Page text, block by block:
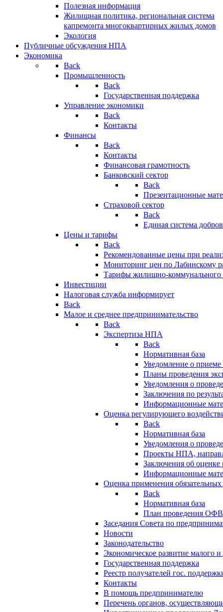
Полезная информация
Жилищная политика, региональная система
капремонта многоквартирных жилых домов
Экология
Публичные обсуждения НПА
Экономика
Back
Промышленность
Back
Государственная поддержка
Управление экономики
Back
Контакты
Финансы
Back
Контакты
Финансовая грамотность
Банковский сектор
Back
Презентационные
Страховой сектор
Back
Единая система
Цены и тарифы
Back
Рекомендованные цены при
Мониторинг цен по Лабинскому
Тарифы жилищно-коммунального
Инвестиции
Налоговая служба информирует
Back
Малое и среднее предпринимательство
Back
Экспертиза НПА
Back
Нормативная база
Уведомление о
Планы проведения
Уведомления о
Заключения по
Информационные
Оценка регулирующего
Back
Нормативная база
Уведомления о
Проекты НПА,
Заключения об
Информационные
Оценка применения
Back
Нормативная база
План проведения
Заседания Совета по
Новости
Законодательство
Экономическое развитие малого и
Государственная поддержка
Реестр получателей гос.
Контакты
В помощь предпринимателю
Перечень органов,